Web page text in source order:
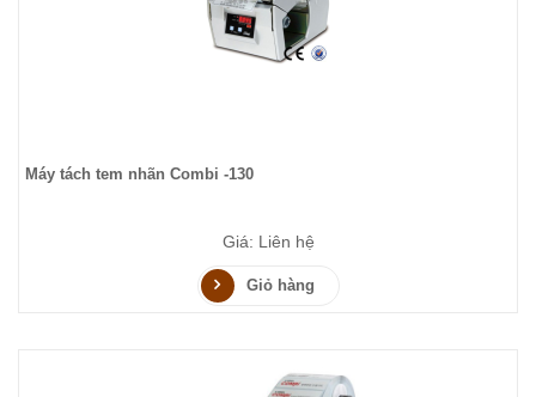
Máy tách tem nhãn Combi -130
Giá: Liên hệ
Giỏ hàng